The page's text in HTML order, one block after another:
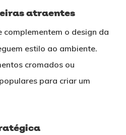
atraentes
complementem o design da
estilo ao ambiente.
cromados ou
para criar um